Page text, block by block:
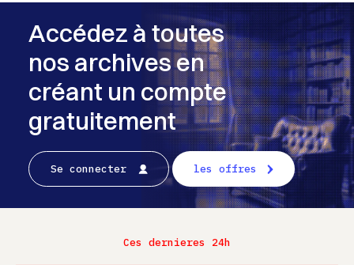
Accédez à toutes
nos archives en
créant un compte
gratuitement
Se connecter les offres
Ces dernieres 24h